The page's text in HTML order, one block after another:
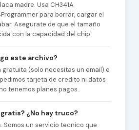
madre. Usa CH341A
para borrar, cargar el
Asegurate de que el tamaño
con la capacidad del chip.
este archivo?
gratuita (solo necesitas un email) e
tarjeta de credito ni datos
tenemos planes pagos.
¿No hay truco?
Somos un servicio tecnico que